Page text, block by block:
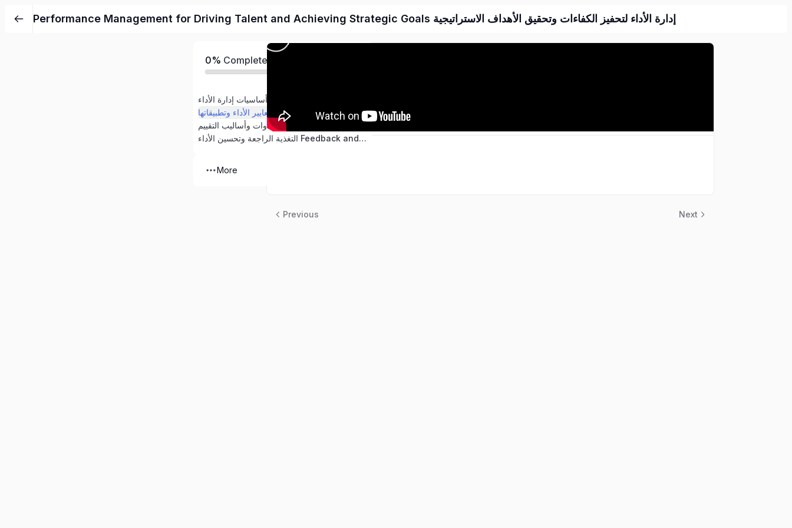
إدارة الأداء لتحفيز الكفاءات وتحقيق الأهداف الاستراتيجية Performance Management for Driving Talent and Achieving Strategic Goals
0% Completed
معايير الأداء وتطبيقاتها Performance Standards and Applications
التغذية الراجعة وتحسين الأداء Feedback and Performance Improvement
More
Previous Next